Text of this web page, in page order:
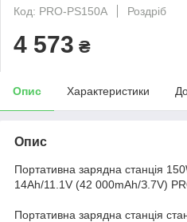
Код: PRO-PS150A
Роздріб
4 573 ₴
Опис Характеристики
Опис
Портативна зарядна станція
14Ah/11.1V (42 000mAh/З.7V)
Портативна зарядна станція